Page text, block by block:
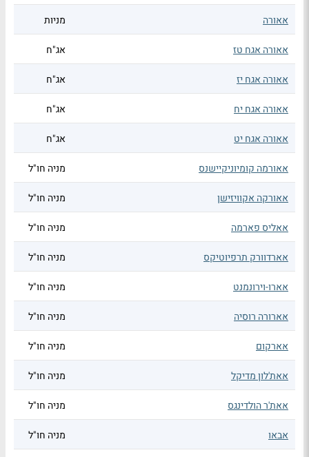
אאורה מניות
אאורה אגח טז אג"ח
אאורה אגח יז אג"ח
אאורה אגח יח אג"ח
אאורה אגח יט אג"ח
אאורמה קומיוניקיישנס מניה חו"ל
אאורקה אקוויזישן מניה חו"ל
אאליס פארמה מניה חו"ל
אארדוורק תרפיוטיקס מניה חו"ל
אארו-וירונמנט מניה חו"ל
אארורה רוסיה מניה חו"ל
אארקום מניה חו"ל
אאת'לון מדיקל מניה חו"ל
אאת'ר הולדינגס מניה חו"ל
אבאו מניה חו"ל